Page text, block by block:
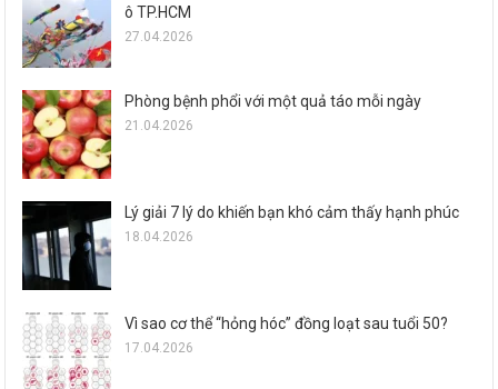
ô TP.HCM
27.04.2026
Phòng bệnh phổi với một quả táo mỗi ngày
21.04.2026
Lý giải 7 lý do khiến bạn khó cảm thấy hạnh phúc
18.04.2026
Vì sao cơ thể “hỏng hóc” đồng loạt sau tuổi 50?
17.04.2026